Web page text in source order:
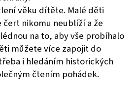
věku dítěte. Malé děti
nikomu neublíží a že
na to, aby vše probíhalo
můžete více zapojit do
i hledáním historických
čtením pohádek.